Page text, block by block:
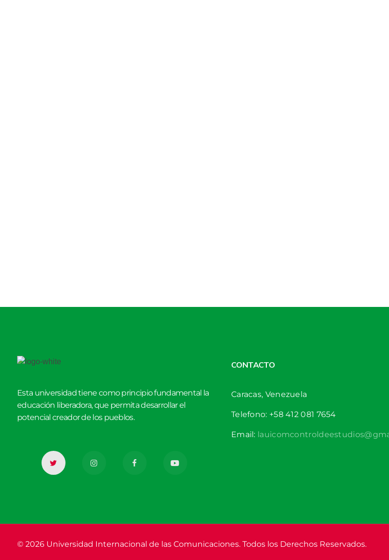
Esta universidad tiene como principio fundamental la
educación liberadora, que permita desarrollar el
potencial creador de los pueblos.
CONTACTO
Caracas, Venezuela
Telefono: +58 412 081 7654
Email:
© 2026 Universidad Internacional de las Comunicaciones. Todos los Derechos Reservados.